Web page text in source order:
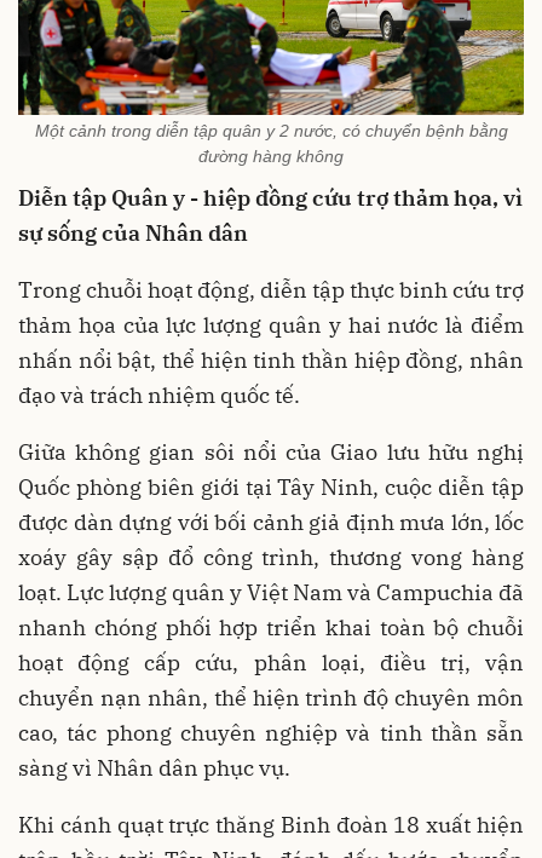
Một cảnh trong diễn tập quân y 2 nước, có chuyển bệnh bằng
đường hàng không
Diễn tập Quân y - hiệp đồng cứu trợ thảm họa, vì
sự sống của Nhân dân
Trong chuỗi hoạt động, diễn tập thực binh cứu trợ
thảm họa của lực lượng quân y hai nước là điểm
nhấn nổi bật, thể hiện tinh thần hiệp đồng, nhân
đạo và trách nhiệm quốc tế.
Giữa không gian sôi nổi của Giao lưu hữu nghị
Quốc phòng biên giới tại Tây Ninh, cuộc diễn tập
được dàn dựng với bối cảnh giả định mưa lớn, lốc
xoáy gây sập đổ công trình, thương vong hàng
loạt. Lực lượng quân y Việt Nam và Campuchia đã
nhanh chóng phối hợp triển khai toàn bộ chuỗi
hoạt động cấp cứu, phân loại, điều trị, vận
chuyển nạn nhân, thể hiện trình độ chuyên môn
cao, tác phong chuyên nghiệp và tinh thần sẵn
sàng vì Nhân dân phục vụ.
Khi cánh quạt trực thăng Binh đoàn 18 xuất hiện